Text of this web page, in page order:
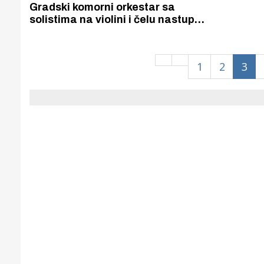
Gradski komorni orkestar sa
solistima na violini i čelu nastupio
1 2 3